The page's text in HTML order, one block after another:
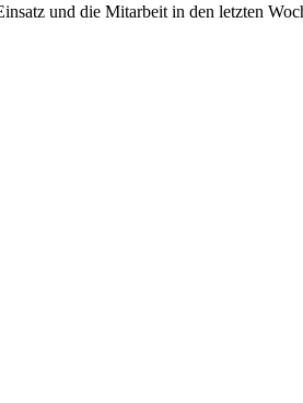
und die Mitarbeit in den letzten